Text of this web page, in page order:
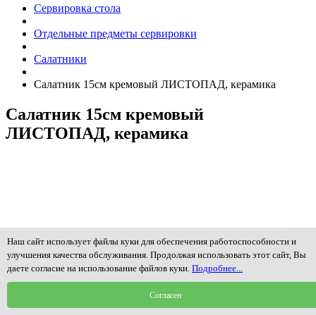
Сервировка стола
Отдельные предметы сервировки
Салатники
Салатник 15см кремовый ЛИСТОПАД, керамика
Салатник 15см кремовый
ЛИСТОПАД, керамика
Наш сайт использует файлы куки для обеспечения работоспособности и
улучшения качества обслуживания. Продолжая использовать этот сайт, Вы
даете согласие на использование файлов куки. Подробнее...
Согласен